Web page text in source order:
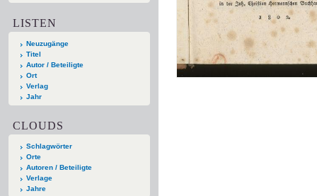
LISTEN
Neuzugänge
Titel
Autor / Beteiligte
Ort
Verlag
Jahr
CLOUDS
Schlagwörter
Orte
Autoren / Beteiligte
Verlage
Jahre